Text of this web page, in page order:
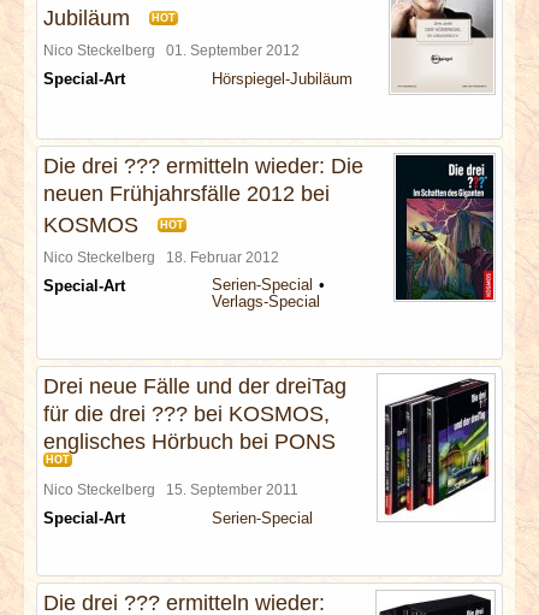
Jubiläum
HOT
Nico Steckelberg 01. September 2012
Special-Art Hörspiegel-Jubiläum
Die drei ??? ermitteln wieder: Die
neuen Frühjahrsfälle 2012 bei
KOSMOS
HOT
Nico Steckelberg 18. Februar 2012
Special-Art
Serien-Special
Verlags-Special
Drei neue Fälle und der dreiTag
für die drei ??? bei KOSMOS,
englisches Hörbuch bei PONS
HOT
Nico Steckelberg 15. September 2011
Special-Art Serien-Special
Die drei ??? ermitteln wieder: